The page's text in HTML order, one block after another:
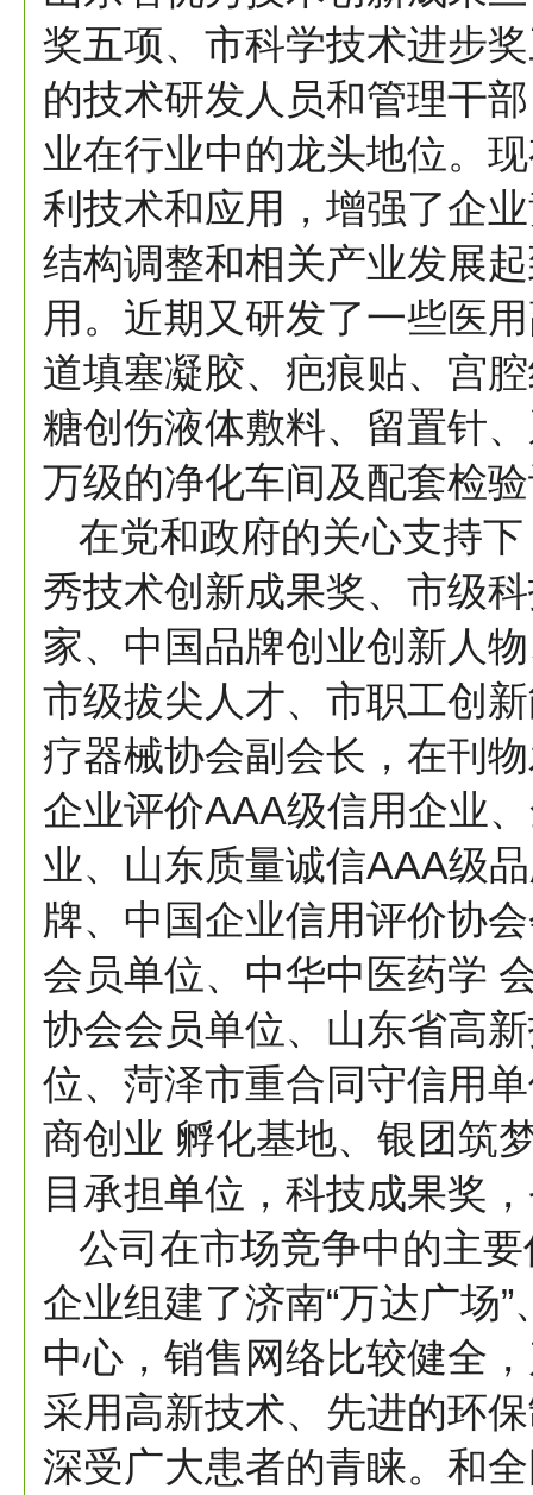
奖五项、市科学技术进步
的技术研发人员和管理干
业在行业中的龙头地位。
利技术和应用，增强了企
结构调整和相关产业发展
用。近期又研发了一些医
道填塞凝胶、疤痕贴、宫
糖创伤液体敷料、留置针
万级的净化车间及配套检
在党和政府的关心支持
秀技术创新成果奖、市级
家、中国品牌创业创新人
市级拔尖人才、市职工创
疗器械协会副会长，在刊
企业评价AAA级信用企业
业、山东质量诚信AAA级
牌、中国企业信用评价协
会员单位、中华中医药学
协会会员单位、山东省高
位、菏泽市重合同守信用
商创业 孵化基地、银团筑
目承担单位，科技成果奖
公司在市场竞争中的主
企业组建了济南“万达广场
中心，销售网络比较健全
采用高新技术、先进的环
深受广大患者的青睐。和